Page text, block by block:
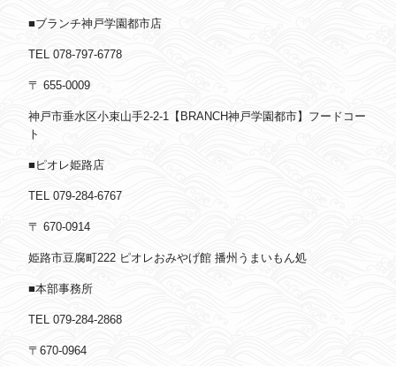
■ブランチ神戸学園都市店
TEL 078-797-6778
〒 655-0009
神戸市垂水区小束山手2-2-1【BRANCH神戸学園都市】フードコー
ト
■ピオレ姫路店
TEL 079-284-6767
〒 670-0914
姫路市豆腐町222 ピオレおみやげ館 播州うまいもん処
■本部事務所
TEL 079-284-2868
〒670-0964